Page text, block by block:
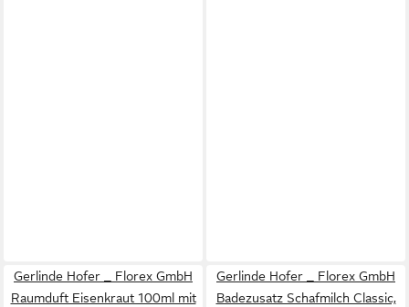
Gerlinde Hofer _ Florex GmbH
Raumduft Eisenkraut 100ml mit
Gerlinde Hofer _ Florex GmbH
Badezusatz Schafmilch Classic,